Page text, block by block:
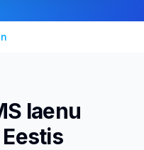
laenu